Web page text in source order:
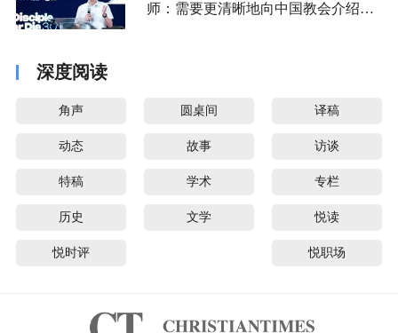
师：需要更清晰地向中国教会介绍福
深度阅读
角声 圆桌间 译稿
动态 故事 访谈
特稿 学术 专栏
历史 文学 悦读
悦时评 悦职场